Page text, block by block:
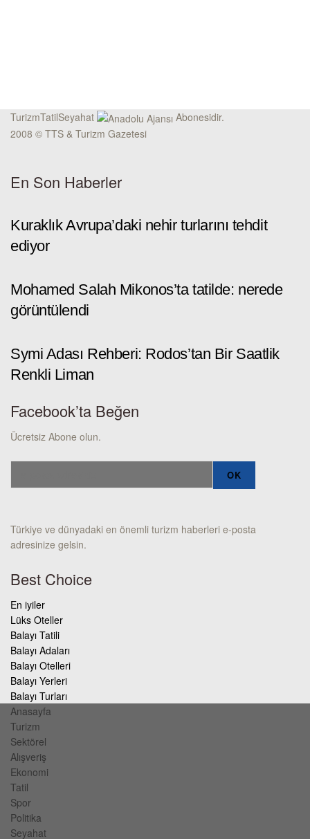
TurizmTatilSeyahat
Abonesidir.
2008 © TTS & Turizm Gazetesi
En Son Haberler
Kuraklık Avrupa’daki nehir turlarını tehdit
ediyor
Mohamed Salah Mikonos’ta tatilde: nerede
görüntülendi
Symi Adası Rehberi: Rodos’tan Bir Saatlik
Renkli Liman
Facebook’ta Beğen
Ücretsiz Abone olun.
Türkiye ve dünyadaki en önemli turizm haberleri e-posta
adresinize gelsin.
Best Choice
En iyiler
Lüks Oteller
Balayı Tatili
Balayı Adaları
Balayı Otelleri
Balayı Yerleri
Balayı Turları
Anasayfa
Turizm
Sektörel
Alışveriş
Ekonomi
Tatil
Spor
Politika
Seyahat